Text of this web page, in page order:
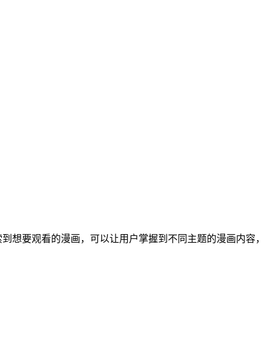
想要观看的漫画，可以让用户掌握到不同主题的漫画内容，